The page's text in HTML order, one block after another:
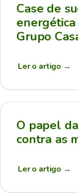
Case de
Grupo
Ler o artigo →
O papel
contra as
Ler o artigo →